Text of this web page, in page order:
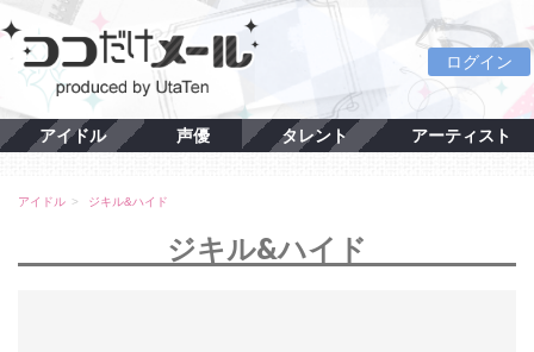
ログイン
アイドル 声優 タレント アーティスト
アイドル ジキル&ハイド
ジキル&ハイド